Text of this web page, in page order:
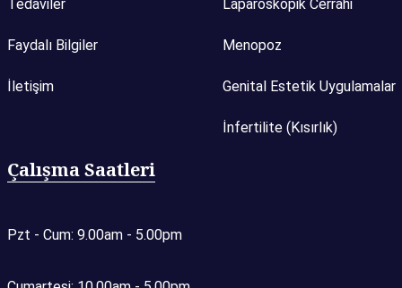
Tedaviler
Faydalı Bilgiler
İletişim
Laparoskopik Cerrahi
Menopoz
Genital Estetik Uygulamalar
İnfertilite (Kısırlık)
Çalışma Saatleri
Pzt - Cum: 9.00am - 5.00pm